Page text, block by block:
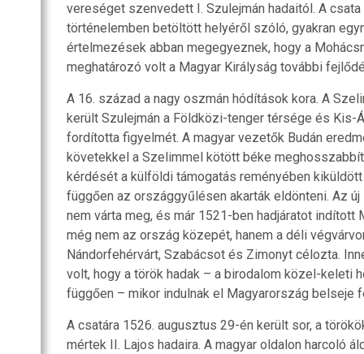
vereséget szenvedett I. Szulejmán hadaitól. A
történelemben betöltött helyéről szóló, gyakran
értelmezések abban megegyeznek, hogy a
meghatározó volt a Magyar Királyság további
A 16. század a nagy oszmán hódítások kora. A
került Szulejmán a Földközi-tenger térsége és Kis-
fordította figyelmét. A magyar vezetők Budán
követekkel a Szelimmel kötött béke
kérdését a külföldi támogatás reményében
függően az országgyűlésen akarták eldönteni. Az
nem várta meg, és már 1521-ben hadjáratot indított
még nem az ország közepét, hanem a déli
Nándorfehérvárt, Szabácsot és Zimonyt célozta.
volt, hogy a török hadak – a birodalom közel-keleti
függően – mikor indulnak el Magyarország belseje
A csatára 1526. augusztus 29-én került sor, a
mértek II. Lajos hadaira. A magyar oldalon harcoló